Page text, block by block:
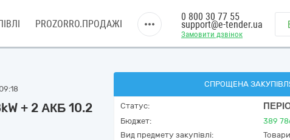
PROZORRO.ПРОДАЖІ
Замовити дзвінок
0 800 30 77 55
support@e-tender.ua
+ 2 АКБ 10.2
СПРОЩЕНА
Статус:
Бюджет: 389
Вид предмету закупівлі:
Товари